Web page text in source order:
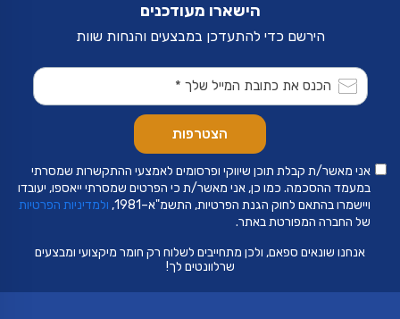
הישארו מעודכנים
הירשם כדי להתעדכן במבצעים והנחות שוות
אני מאשר/ת קבלת תוכן שיווקי ופרסומים לאמצעי ההתקשרות שמסרתי
במעמד ההסכמה. כמו כן, אני מאשר/ת כי הפרטים שמסרתי ייאספו, יעובדו
ויישמרו בהתאם לחוק הגנת הפרטיות, התשמ"א–1981,
ולמדיניות הפרטיות
של החברה המפורטת באתר.
אנחנו שונאים ספאם, ולכן מתחייבים לשלוח רק חומר מיקצועי ומבצעים
שרלוונטים לך!